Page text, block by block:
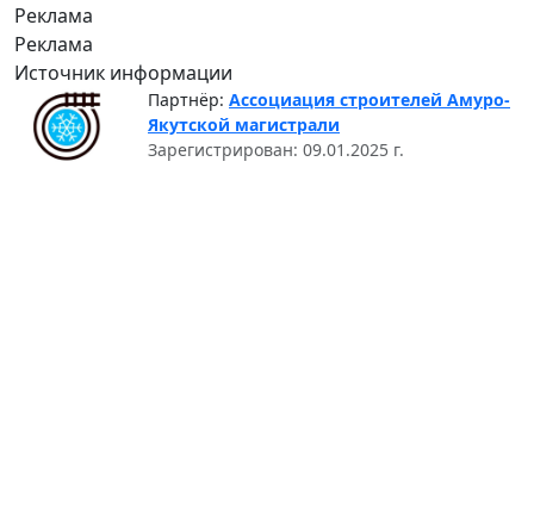
Реклама
Реклама
Источник информации
Партнёр: Ассоциация строителей Амуро-
Якутской магистрали
Зарегистрирован: 09.01.2025 г.